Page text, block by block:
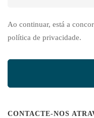
Ao continuar, está a
política de privacidade.
CONTACTE-NOS